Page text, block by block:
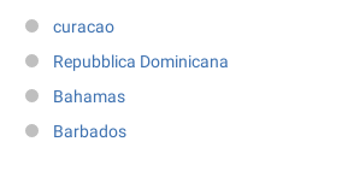
curacao
Repubblica Dominicana
Bahamas
Barbados